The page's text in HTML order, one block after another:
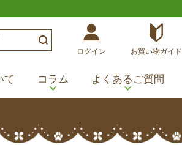
ログイン お買い物ガイド
て コラム よくあるご質問